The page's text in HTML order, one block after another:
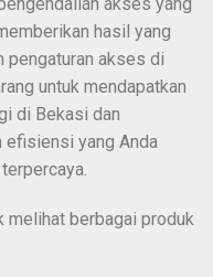
hasil yang
pengaturan akses di
untuk mendapatkan
di Bekasi dan
efisiensi yang Anda
melihat berbagai produk